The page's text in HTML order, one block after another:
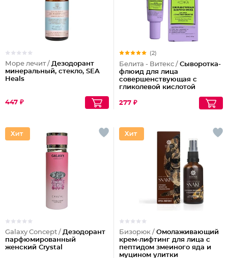
Море лечит / Дезодорант
минеральный, стекло, SEA
Heals
447 ₽
(2)
Белита - Витекс / Сыворотка-
флюид для лица
совершенствующая с
гликолевой кислотой
277 ₽
Galaxy Concept / Дезодорант
парфюмированный
женский Crystal
Бизорюк / Омолаживающий
крем-лифтинг для лица с
пептидом змеиного яда и
муцином улитки